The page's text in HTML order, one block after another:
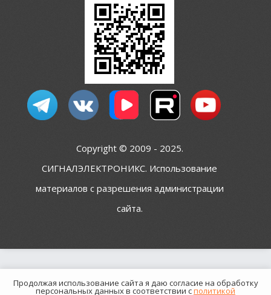
Продолжая использование сайта я даю согласие на обработку
персональных данных в соответствии сполитикой
Copyright © 2009 - 2025.
СИГНАЛЭЛЕКТРОНИКС. Использование
материалов с разрешения администрации
сайта.